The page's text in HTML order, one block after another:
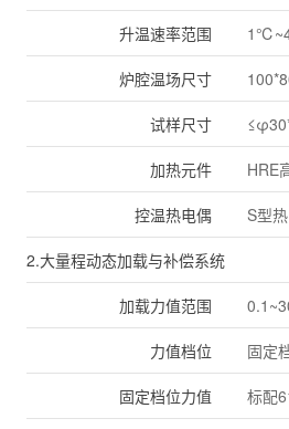
升温速率范围
炉腔温场尺寸
试样尺寸
加热元件 HRE
控温热电偶 S型
2.大量程动态加载与补偿系统
加载力值范围
力值档位 固定
固定档位力值 标配